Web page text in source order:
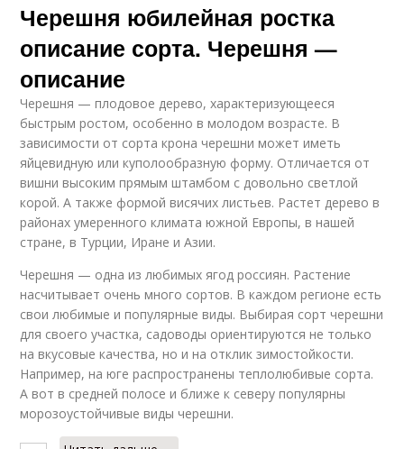
Черешня юбилейная ростка
описание сорта. Черешня —
описание
Черешня — плодовое дерево, характеризующееся
быстрым ростом, особенно в молодом возрасте. В
зависимости от сорта крона черешни может иметь
яйцевидную или куполообразную форму. Отличается от
вишни высоким прямым штамбом с довольно светлой
корой. А также формой висячих листьев. Растет дерево в
районах умеренного климата южной Европы, в нашей
стране, в Турции, Иране и Азии.
Черешня — одна из любимых ягод россиян. Растение
насчитывает очень много сортов. В каждом регионе есть
свои любимые и популярные виды. Выбирая сорт черешни
для своего участка, садоводы ориентируются не только
на вкусовые качества, но и на отклик зимостойкости.
Например, на юге распространены теплолюбивые сорта.
А вот в средней полосе и ближе к северу популярны
морозоустойчивые виды черешни.